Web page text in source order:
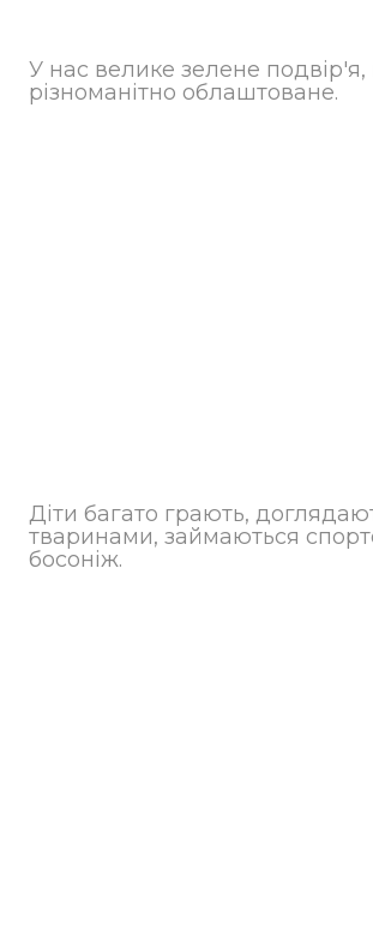
У нас велике зелене подвір'я,
різноманітно облаштоване.
Діти багато грають,
тваринами, займаються
босоніж.